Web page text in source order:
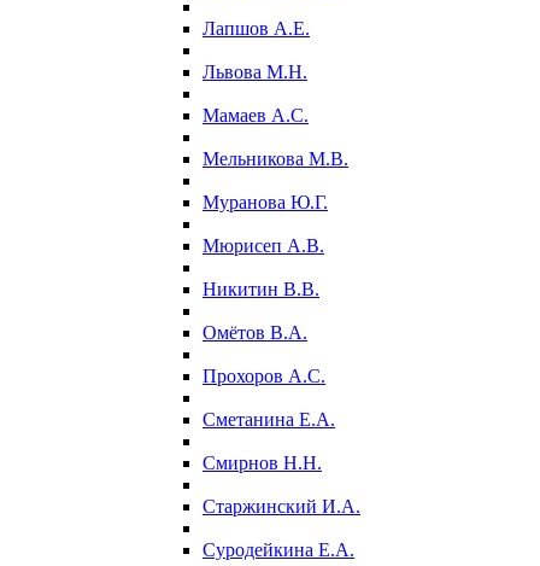
Лапшов А.Е.
Львова М.Н.
Мамаев А.С.
Мельникова М.В.
Муранова Ю.Г.
Мюрисеп А.В.
Никитин В.В.
Омётов В.А.
Прохоров А.С.
Сметанина Е.А.
Смирнов Н.Н.
Старжинский И.А.
Суродейкина Е.А.